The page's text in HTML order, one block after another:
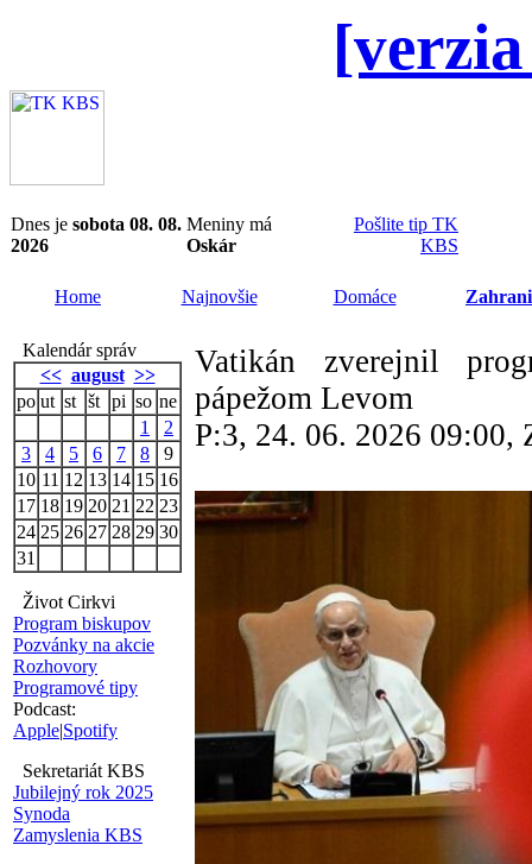
Dnes je sobota 08. 08.
2026
Meniny má
Oskár
Pošlite tip TK
KBS
Home Najnovšie Domáce
Kalendár správ
<< august >>
po ut st št pi so ne
1
2
3
4 5 6 7 8
9
10 11 12 13 14 15 16
17 18 19 20 21 22 23
24 25 26 27 28 29 30
31
Život Cirkvi
Program biskupov
Pozvánky na akcie
Rozhovory
Programové tipy
Podcast:
Apple|Spotify
Sekretariát KBS
Jubilejný rok 2025
Synoda
Zamyslenia KBS
Vatikán zverejnil
pápežom Levom
P:3, 24. 06. 2026 09:00,